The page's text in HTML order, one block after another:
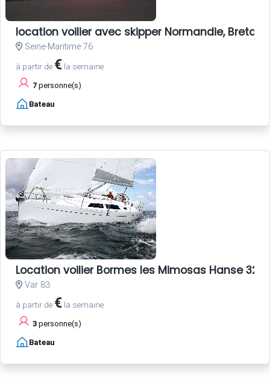
location voilier avec skipper Normandie,
Seine-Maritime 76
à partir de € la semaine
7 personne(s)
Bateau
Location voilier Bormes les Mimosas Hanse 325
Var 83
à partir de € la semaine
3 personne(s)
Bateau